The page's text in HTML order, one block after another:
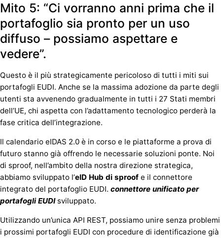
Mito 5: “Ci vorranno anni prima che il
portafoglio sia pronto per un uso
diffuso – possiamo aspettare e
vedere”.
Questo è il più strategicamente pericoloso di tutti i miti sui
portafogli EUDI. Anche se la massima adozione da parte degli
utenti sta avvenendo gradualmente in tutti i 27 Stati membri
dell’UE, chi aspetta con l’adattamento tecnologico perderà la
fase critica dell’integrazione.
Il calendario eIDAS 2.0 è in corso e le piattaforme a prova di
futuro stanno già offrendo le necessarie soluzioni ponte. Noi
di sproof, nell’ambito della nostra direzione strategica,
abbiamo sviluppato l’eID Hub di sproof e il connettore
integrato del portafoglio EUDI. connettore unificato per
portafogli EUDIsviluppato.
Utilizzando un’unica API REST, possiamo unire senza problemi
i prossimi portafogli EUDI con procedure di identificazione già